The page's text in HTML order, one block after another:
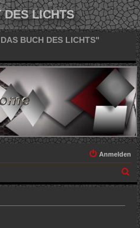
DES LICHTS
BUCH DES LICHTS"
Anmelden
u